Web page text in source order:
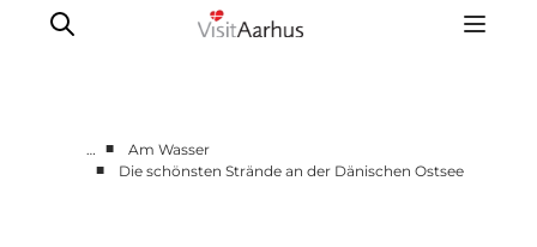
… ■
Am Wasser
■
Die schönsten Strände an der Dänischen Ostsee